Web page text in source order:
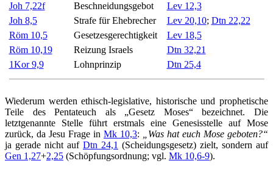
Joh 7,22f
Beschneidungsgebot
Lev 12,3
Joh 8,5
Strafe für Ehebrecher Lev 20,10; Dtn 22,22
Röm 10,5
Gesetzesgerechtigkeit
Lev 18,5
Röm 10,19
Reizung Israels
Dtn 32,21
1Kor 9,9
Lohnprinzip Dtn 25,4
Wiederum werden ethisch-legislative, historische und prophetische
Teile des Pentateuch als „Gesetz Moses“ bezeichnet. Die
letztgenannte Stelle führt erstmals eine Genesisstelle auf Mose
zurück, da Jesu Frage in Mk 10,3:
„Was hat euch Mose geboten?“
ja gerade nicht auf Dtn 24,1 (Scheidungsgesetz) zielt, sondern auf
Gen 1,27+2,25 (Schöpfungsordnung; vgl. Mk 10,6-9).